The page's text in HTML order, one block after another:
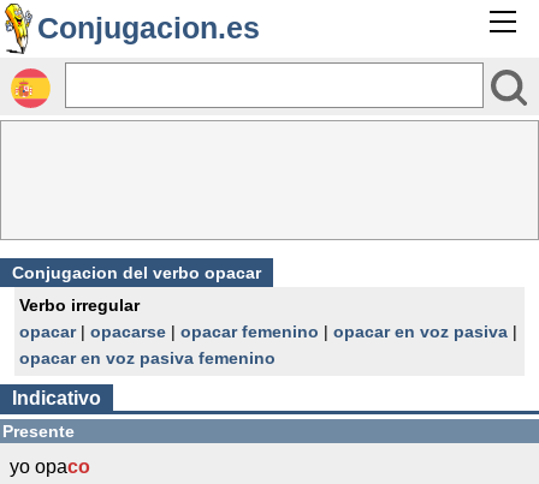
Conjugacion.es
Conjugacion del verbo opacar
Verbo irregular
opacar| opacarse | opacar femenino | opacar en voz pasiva |
opacar en voz pasiva femenino
Indicativo
Presente
yo opaco